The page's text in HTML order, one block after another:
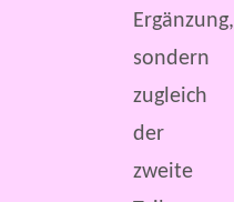
Ergänzung,
sondern
zugleich
der
zweite